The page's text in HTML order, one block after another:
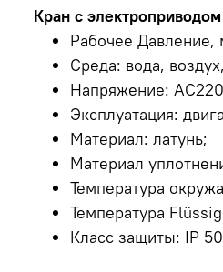
Кран с
Рабочее
Среда: вода,
Напряжение:
Эксплуатация:
Материал: латунь;
Материал
Температура
Температура
Класс защиты: IP 50